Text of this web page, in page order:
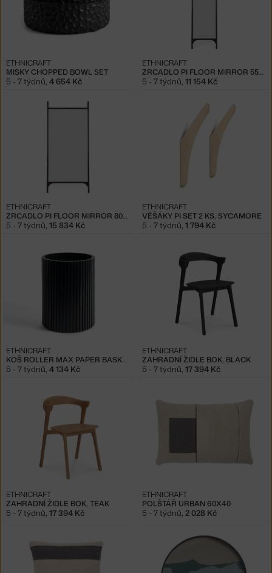
MISKY CHOPPED BOWL SET
ETHNICRAFT
5 - 7 týdnů, 4 654 Kč
ZRCADLO PI FLOOR MIRROR 55X190, DARK BROWN
ETHNICRAFT
5 - 7 týdnů, 11 154 Kč
ZRCADLO PI FLOOR MIRROR 80X200, DARK BROWN
ETHNICRAFT
5 - 7 týdnů, 15 834 Kč
VĚŠÁKY PI SET 2 KS, SYCAMORE
ETHNICRAFT
5 - 7 týdnů, 1 794 Kč
KOŠ ROLLER MAX PAPER BASKET
ETHNICRAFT
5 - 7 týdnů 4 134 Kč
ZAHRADNÍ ŽIDLE BOK, BLACK
ETHNICRAFT
5 - 7 týdnů 17 394 Kč
ZAHRADNÍ ŽIDLE BOK, TEAK
ETHNICRAFT
5 - 7 týdnů 17 394 Kč
POLŠTÁŘ URBAN 60X40
ETHNICRAFT
5 - 7 týdnů 2 028 Kč